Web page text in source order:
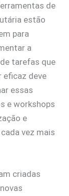
de
estão
para
a
tarefas que
eficaz deve
essas
e workshops
e
vez mais
criadas